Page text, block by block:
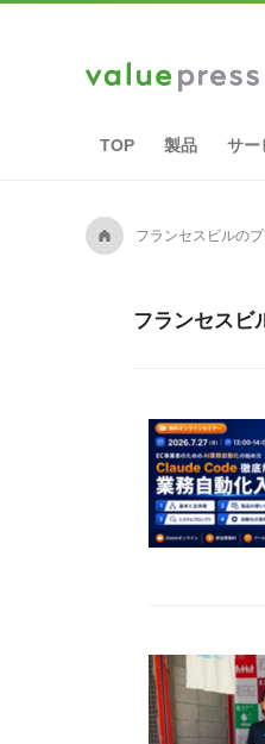
TOP 製品 サー
A フランセスビルの
フランセスビ